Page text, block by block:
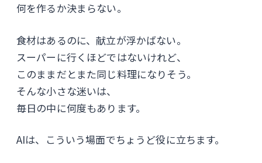
何を作るか決まらない。
食材はあるのに、献立が浮かばない。
スーパーに行くほどではないけれど、
このままだとまた同じ料理になりそう。
そんな小さな迷いは、
毎日の中に何度もあります。
AIは、こういう場面でちょうど役に立ちます。